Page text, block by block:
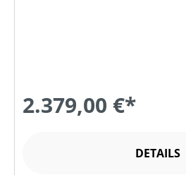
2.379,00 €*
DETAILS